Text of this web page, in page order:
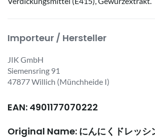
Importeur / Hersteller
JIK GmbH
Siemensring 91
47877 Willich (Münchheide I)
EAN: 4901177070222
Original Name: にんにくドレッシ